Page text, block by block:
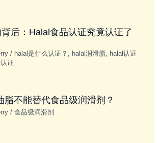
背后：Halal食品认证究竟认证了
/ halal是什么认证？ , halal润滑脂, halal认证
证
脂不能替代食品级润滑剂？
/食品级润滑剂